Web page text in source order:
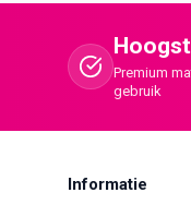
Premium
gebruik
Informatie